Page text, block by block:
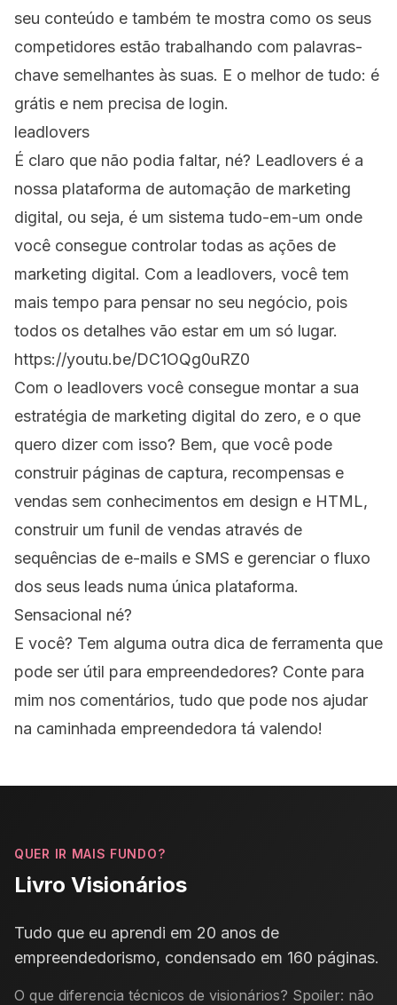
seu conteúdo e também te mostra como os seus
competidores estão trabalhando com palavras-
chave semelhantes às suas. E o melhor de tudo: é
grátis e nem precisa de login.
leadlovers
É claro que não podia faltar, né? Leadlovers é a
nossa plataforma de automação de marketing
digital, ou seja, é um sistema tudo-em-um onde
você consegue controlar todas as ações de
marketing digital. Com a leadlovers, você tem
mais tempo para pensar no seu negócio, pois
todos os detalhes vão estar em um só lugar.
https://youtu.be/DC1OQg0uRZ0
Com o leadlovers você consegue montar a sua
estratégia de marketing digital do zero, e o que
quero dizer com isso? Bem, que você pode
construir páginas de captura, recompensas e
vendas sem conhecimentos em design e HTML,
construir um funil de vendas através de
sequências de e-mails e SMS e gerenciar o fluxo
dos seus leads numa única plataforma.
Sensacional né?
E você? Tem alguma outra dica de ferramenta que
pode ser útil para empreendedores? Conte para
mim nos comentários, tudo que pode nos ajudar
na caminhada empreendedora tá valendo!
QUER IR MAIS FUNDO?
Livro Visionários
Tudo que eu aprendi em 20 anos de
empreendedorismo, condensado em 160 páginas.
O que diferencia técnicos de visionários? Spoiler: não